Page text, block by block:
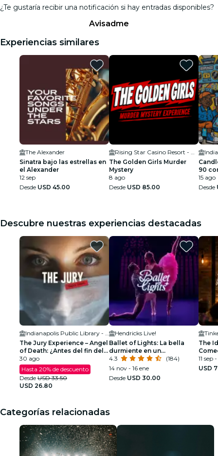
¿Te gustaría recibir una notificación si hay entradas disponibles?
Avisadme
Experiencias similares
The Alexander
Sinatra bajo las estrellas en
el Alexander
12 sep
Desde USD 45.00
The Golden Girls Murder
Mystery
8 ago
Desde USD 85.00
90
15 ago
Desde
Descubre nuestras experiencias destacadas
The Jury Experience – Angel
of Death: ¿Antes del fin del
día?
30 ago
Hasta 20% de descuento
Desde USD 33.50
USD 26.80
Hendricks Live!
Ballet of Lights: La bella
durmiente en un
espectáculo deslumbrante
4.3
(184)
14 nov - 16 ene
Desde USD 30.00
The
11 sep
USD
Categorías relacionadas